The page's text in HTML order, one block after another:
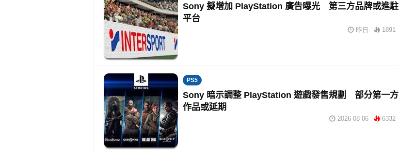
Sony 擬增加 PlayStation 廣告曝光 第三方品牌或進駐
平台
昨日 1891
PS5
Sony 暗示調整 PlayStation 遊戲發售規劃 部分第一方
作品或延期
2026-08-06 6332